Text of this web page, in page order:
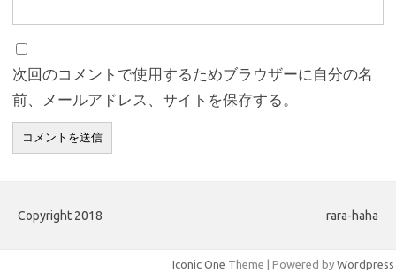
次回のコメントで使用するためブラウザーに自分の名
前、メールアドレス、サイトを保存する。
Copyright 2018 rara-haha
Iconic One Theme | Powered by Wordpress